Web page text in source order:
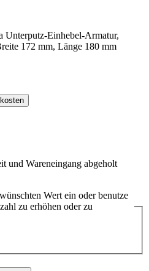
und Wareneingang abgeholt
Wert ein oder benutze
zu erhöhen oder zu